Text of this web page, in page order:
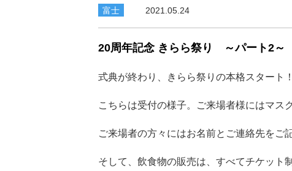
富士 2021.05.24
20周年記念 きらら祭り ～パート2～
式典が終わり、きらら祭りの本格スタート！
こちらは受付の様子。ご来場者様にはマス
ご来場者の方々にはお名前とご連絡先をご
そして、飲食物の販売は、すべてチケット